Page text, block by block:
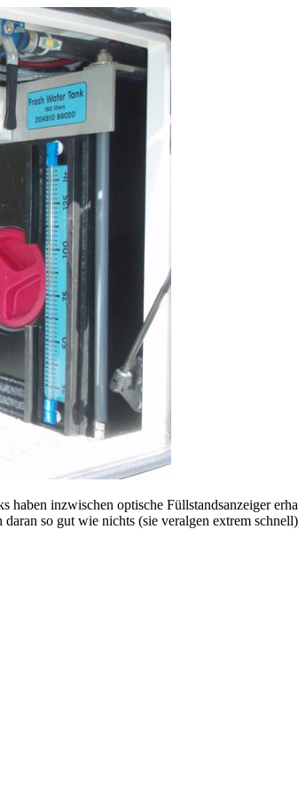
haben inzwischen optische Füllstandsanzeiger
daran so gut wie nichts (sie veralgen extrem